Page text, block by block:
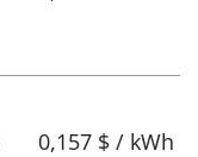
0,157 $ / kWh